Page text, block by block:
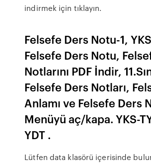
indirmek için tıklayın.
Felsefe Ders Notu-1,
Felsefe Ders Notu,
Notlarını PDF İndir,
Felsefe Ders Notları,
Anlamı ve Felsefe Ders
Menüyü aç/kapa. YKS-
YDT .
Lütfen data klasörü içerisinde